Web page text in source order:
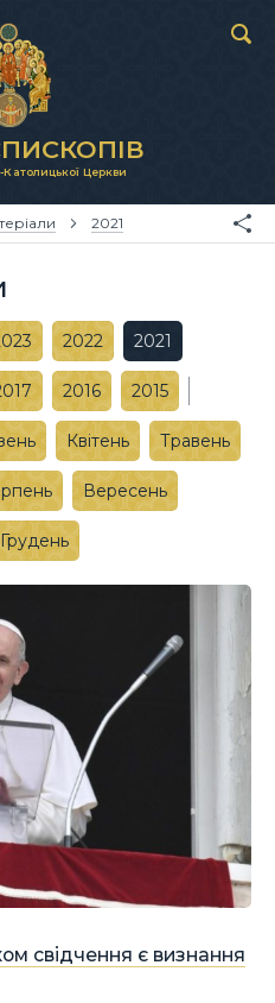
Католицької Церкви
2021
2022 2021
2016 2015
Квітень Травень
Вересень
Грудень
свідчення є визнання